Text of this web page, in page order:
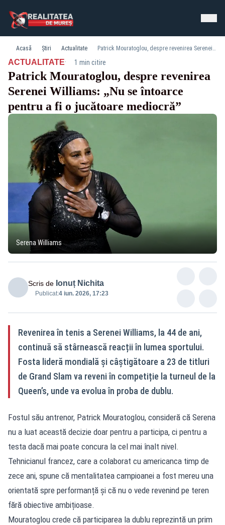
Acasă Știri Actualitate Patrick Mouratoglou, despre revenirea Serenei Williams: „Nu se întoarce pentru a fi o jucătoare mediocră”
ACTUALITATE· 1 min citire
Patrick Mouratoglou, despre revenirea
Serenei Williams: „Nu se întoarce
pentru a fi o jucătoare mediocră”
Serena Williams
Scris de Ionuț Nichita
Publicat:4 iun. 2026, 17:23
Revenirea în tenis a Serenei Williams, la 44 de ani,
continuă să stârnească reacții în lumea sportului.
Fosta lideră mondială și câștigătoare a 23 de titluri
de Grand Slam va reveni în competiție la turneul de la
Queen’s, unde va evolua în proba de dublu.
Fostul său antrenor, Patrick Mouratoglou, consideră că Serena
nu a luat această decizie doar pentru a participa, ci pentru a
testa dacă mai poate concura la cel mai înalt nivel.
Tehnicianul francez, care a colaborat cu americanca timp de
zece ani, spune că mentalitatea campioanei a fost mereu una
orientată spre performanță și că nu o vede revenind pe teren
fără obiective ambițioase.
Mouratoglou crede că participarea la dublu reprezintă un prim